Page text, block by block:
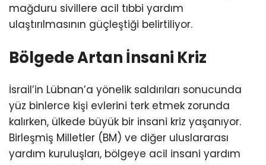
mağduru sivillere acil tıbbi yardım
ulaştırılmasının güçleştiği belirtiliyor.
Bölgede Artan İnsani Kriz
İsrail’in Lübnan’a yönelik saldırıları sonucunda
yüz binlerce kişi evlerini terk etmek zorunda
kalırken, ülkede büyük bir insani kriz yaşanıyor.
Birleşmiş Milletler (BM) ve diğer uluslararası
yardım kuruluşları, bölgeye acil insani yardım